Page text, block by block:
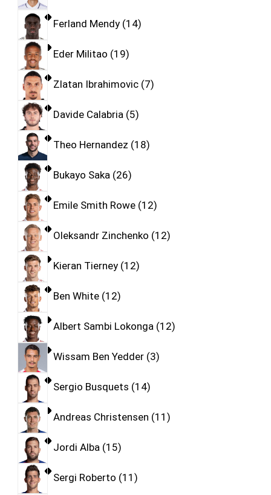
Ferland Mendy 14
Eder Militao 19
Zlatan Ibrahimovic 7
Davide Calabria 5
Theo Hernandez 18
Bukayo Saka 26
Emile Smith Rowe 12
Oleksandr Zinchenko 12
Kieran Tierney 12
Ben White 12
Albert Sambi Lokonga 12
Wissam Ben Yedder 3
Sergio Busquets 14
Andreas Christensen 11
Jordi Alba 15
Sergi Roberto 11